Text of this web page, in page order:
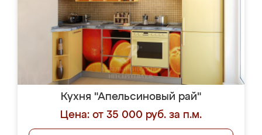
Кухня "Апельсиновый рай"
Цена: от 35 000 руб. за п.м.